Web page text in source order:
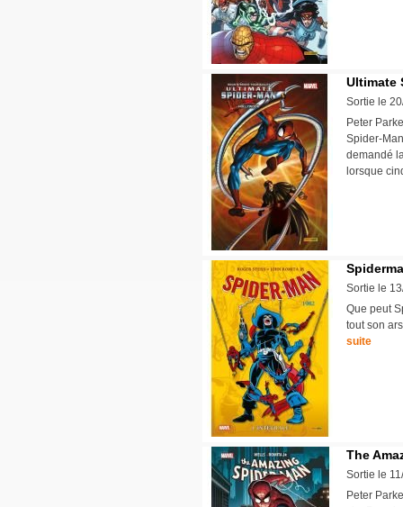
Ultimate
Sortie le
Peter
Spider-
demandé
lorsque
Sortie le
Que peut
tout son
suite
The
Sortie le
Peter